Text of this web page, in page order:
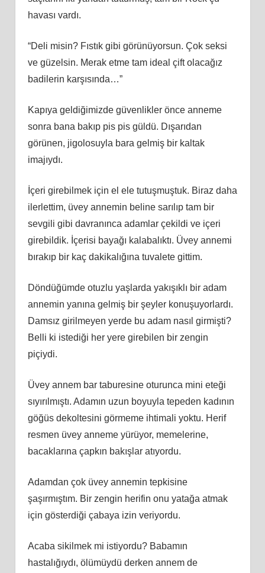
havası vardı.
“Deli misin? Fıstık gibi görünüyorsun. Çok seksi
ve güzelsin. Merak etme tam ideal çift olacağız
badilerin karşısında…”
Kapıya geldiğimizde güvenlikler önce anneme
sonra bana bakıp pis pis güldü. Dışarıdan
görünen, jigolosuyla bara gelmiş bir kaltak
imajıydı.
İçeri girebilmek için el ele tutuşmuştuk. Biraz daha
ilerlettim, üvey annemin beline sarılıp tam bir
sevgili gibi davranınca adamlar çekildi ve içeri
girebildik. İçerisi bayağı kalabalıktı. Üvey annemi
bırakıp bir kaç dakikalığına tuvalete gittim.
Döndüğümde otuzlu yaşlarda yakışıklı bir adam
annemin yanına gelmiş bir şeyler konuşuyorlardı.
Damsız girilmeyen yerde bu adam nasıl girmişti?
Belli ki istediği her yere girebilen bir zengin
piçiydi.
Üvey annem bar taburesine oturunca mini eteği
sıyırılmıştı. Adamın uzun boyuyla tepeden kadının
göğüs dekoltesini görmeme ihtimali yoktu. Herif
resmen üvey anneme yürüyor, memelerine,
bacaklarına çapkın bakışlar atıyordu.
Adamdan çok üvey annemin tepkisine
şaşırmıştım. Bir zengin herifin onu yatağa atmak
için gösterdiği çabaya izin veriyordu.
Acaba sikilmek mi istiyordu? Babamın
hastalığıydı, ölümüydü derken annem de